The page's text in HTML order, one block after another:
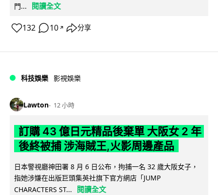
門... 閱讀全文
132 10 ↗ 分享
科技娛樂 影視娛樂
Lawton 12 小時
訂購 43 億日元精品後棄單 大阪女 2 年
後終被捕 涉海賊王,火影周邊產品
日本警視廳神田署 8 月 6 日公布，拘捕一名 32 歲大阪女子，
指她涉嫌在出版巨頭集英社旗下官方網店「JUMP
CHARACTERS ST...
閱讀全文